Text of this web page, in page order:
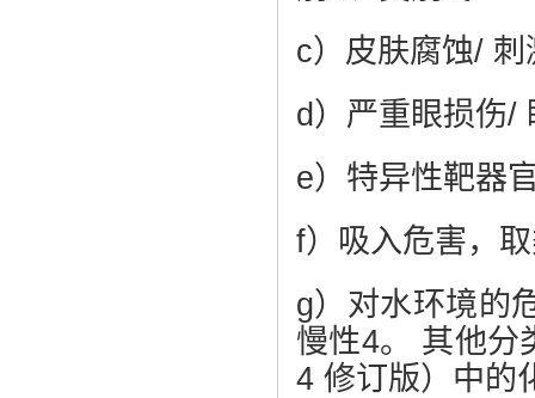
c）皮肤腐蚀/
d）严重眼损伤/
e）特异性靶器
f）吸入危害，
g）对水环境的
慢性4。 其他分
4 修订版）中的